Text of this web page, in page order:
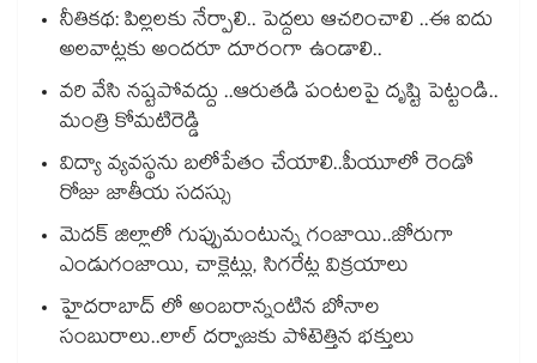
నీతికథ: పిల్లలకు నేర్పాలి.. పెద్దలు ఆచరించాలి ..ఈ ఐదు
అలవాట్లకు అందరూ దూరంగా ఉండాలి..
వరి వేసి నష్టపోవద్దు ..ఆరుతడి పంటలపై దృష్టి పెట్టండి..
మంత్రి కోమటిరెడ్డి
విద్యా వ్యవస్థను బలోపేతం చేయాలి..పీయూలో రెండో
రోజు జాతీయ సదస్సు
మెదక్ జిల్లాలో గుప్పుమంటున్న గంజాయి..జోరుగా
ఎండుగంజాయి, చాక్లెట్లు, సిగరేట్ల విక్రయాలు
హైదరాబాద్ లో అంబరాన్నంటిన బోనాల
సంబురాలు..లాల్ దర్వాజకు పోటెత్తిన భక్తులు